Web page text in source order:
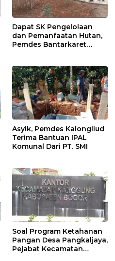
Dapat SK Pengelolaan
dan Pemanfaatan Hutan,
Pemdes Bantarkaret
Asyik, Pemdes Kalongliud
Terima Bantuan IPAL
Komunal Dari PT. SMI
Soal Program Ketahanan
Pangan Desa Pangkaljaya,
Pejabat Kecamatan